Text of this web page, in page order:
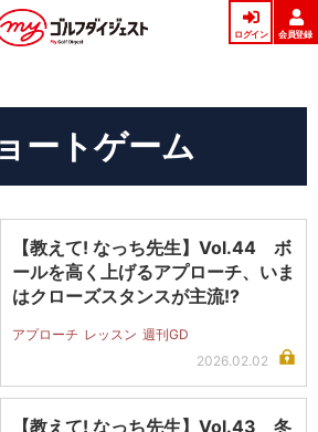
ログイン 会員登録
ートゲーム
【教えて! なっち先生】Vol.44 ボ
ールを高く上げるアプローチ、いま
はクローズスタンスが主流!?
アプローチ レッスン 週刊GD
2026.02.02
【教えて! なっち先生】Vol.43 冬